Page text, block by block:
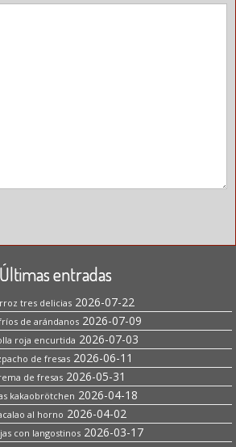
Últimas entradas
tres delicias 2026-07-22
de arándanos 2026-07-09
roja encurtida 2026-07-03
de fresas 2026-06-11
de fresas 2026-05-31
kakaobrötchen 2026-04-18
al horno 2026-04-02
con langostinos 2026-03-17